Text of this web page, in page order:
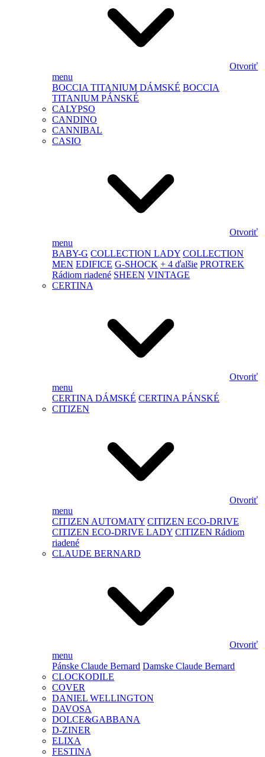
Otvoriť
menu
BOCCIA TITANIUM DÁMSKÉ BOCCIA
TITANIUM PÁNSKÉ
CALYPSO
CANDINO
CANNIBAL
CASIO
Otvoriť
menu
BABY-G COLLECTION LADY COLLECTION
MEN EDIFICE G-SHOCK + 4 ďalšie PROTREK
Rádiom riadené SHEEN VINTAGE
CERTINA
Otvoriť
menu
CERTINA DÁMSKÉ CERTINA PÁNSKÉ
CITIZEN
Otvoriť
menu
CITIZEN AUTOMATY CITIZEN ECO-DRIVE
CITIZEN ECO-DRIVE LADY CITIZEN Rádiom
riadené
CLAUDE BERNARD
Otvoriť
menu
Pánske Claude Bernard Damske Claude Bernard
CLOCKODILE
COVER
DANIEL WELLINGTON
DAVOSA
DOLCE&GABBANA
D-ZINER
ELIXA
FESTINA